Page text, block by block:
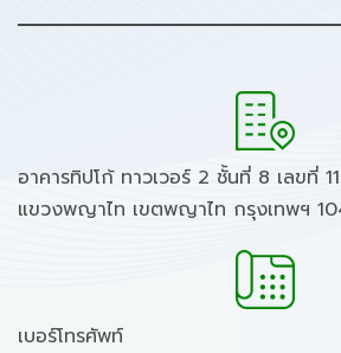
อาคารทิปโก้ ทาวเวอร์ 2 ชั้นที่ 8 เลขที่
แขวงพญาไท เขตพญาไท กรุงเทพฯ
เบอร์โทรศัพท์